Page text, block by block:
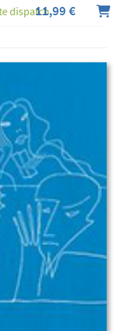
dispatch11,99 €